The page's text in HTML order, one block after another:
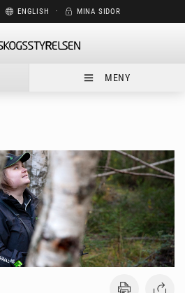
ENGLISH ⋅ MINA SIDOR
MENY